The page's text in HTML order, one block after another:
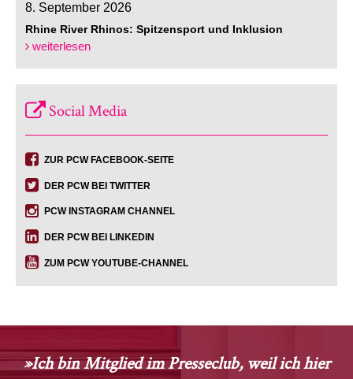
8. September 2026
Rhine River Rhinos: Spitzensport und Inklusion
weiterlesen
Social Media
ZUR PCW FACEBOOK-SEITE
DER PCW BEI TWITTER
PCW INSTAGRAM CHANNEL
DER PCW BEI LINKEDIN
ZUM PCW YOUTUBE-CHANNEL
»Ich bin Mitglied im Presseclub, weil ich hier